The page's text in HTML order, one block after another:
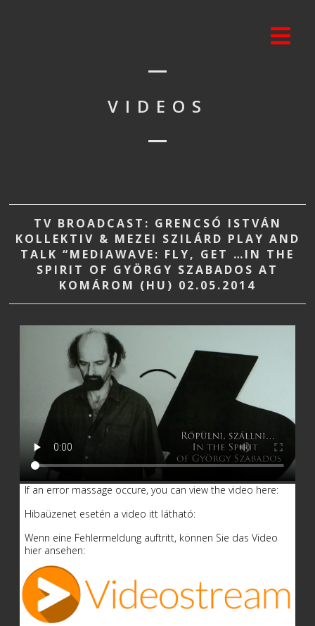
VIDEOS
TV BROADCAST: GRENCSÓ ISTVÁN
KOLLEKTIV & MEZEI SZILÁRD PLAY AND
TALK “MEDIAWAVE: FLY, GET …IN THE
SPIRIT OF GYÖRGY SZABADOS AT
KOMÁROM (HU) 02.05.2014
If an error massage occure, you can view the video here:
Hibaüzenet esetén a video itt látható:
Wenn eine Fehlermeldung auftritt, können Sie das Video
hier ansehen: